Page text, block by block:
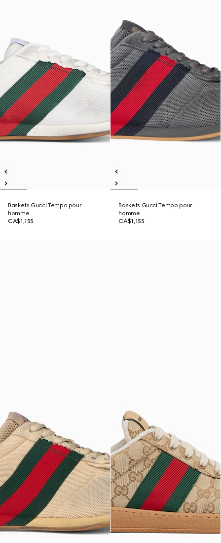
Baskets Gucci Tempo pour
homme
CA$1,155
Baskets Gucci Tempo pour
homme
CA$1,155